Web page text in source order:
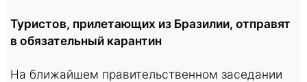
Туристов, прилетающих из Бразилии, отправят
в обязательный карантин
На ближайшем правительственном заседании